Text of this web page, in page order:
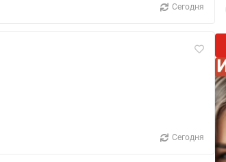
Сегодня
Сегодня